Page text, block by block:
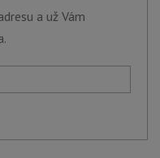
a už Vám